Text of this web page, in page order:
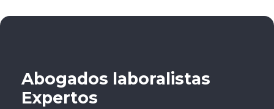
Abogados laboralistas
Expertos